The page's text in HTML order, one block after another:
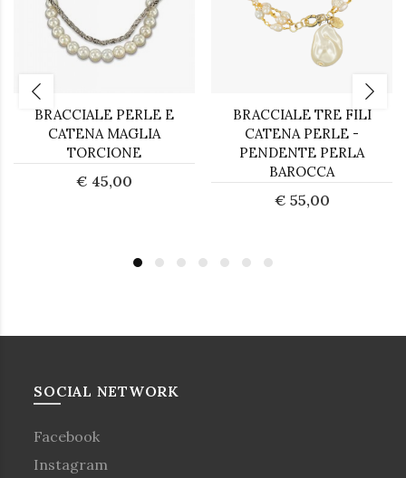
BRACCIALE PERLE E
CATENA MAGLIA
TORCIONE
€ 45,00
BRACCIALE TRE FILI
CATENA PERLE -
PENDENTE PERLA
BAROCCA
€ 55,00
SOCIAL NETWORK
Facebook
Instagram